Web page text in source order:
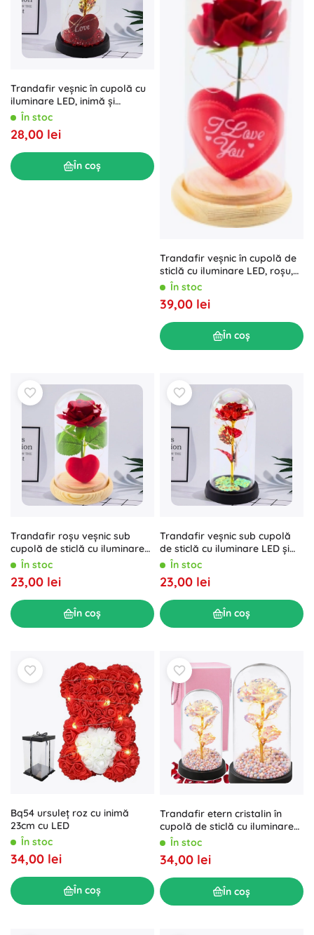
Trandafir veșnic în cupolă cu
iluminare LED, inimă și
mărgele roșu 21x11cm
În stoc
28,00 lei
În coș
Trandafir veșnic în cupolă de
sticlă cu iluminare LED, roșu,
cu inimioară
În stoc
39,00 lei
În coș
Trandafir roșu veșnic sub
cupolă de sticlă cu iluminare
LED și inimioară 14 × 8 cm
În stoc
23,00 lei
În coș
Trandafir veșnic sub cupolă
de sticlă cu iluminare LED și
fluturaș roșu
În stoc
23,00 lei
În coș
Bq54 ursuleț roz cu inimă
23cm cu LED
În stoc
34,00 lei
În coș
Trandafir etern cristalin în
cupolă de sticlă cu iluminare
LED 21,5 × 11 cm
În stoc
34,00 lei
În coș